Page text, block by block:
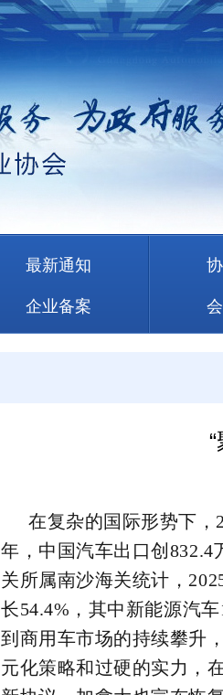
最新通知
企业备案
在复杂的国际形势下，
年，中国汽车出口创
关所属南沙海关统计，
长54.4%，其中新能源汽
到商用车市场的持续攀升
元化策略和过硬的实力，